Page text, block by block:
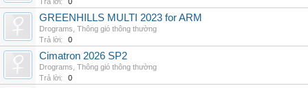
GREENHILLS MULTI 2023 for ARM
Drograms Thông gió thông thường
Trả lời:
0
Cimatron 2026 SP2
Drograms Thông gió thông thường
Trả lời:
0